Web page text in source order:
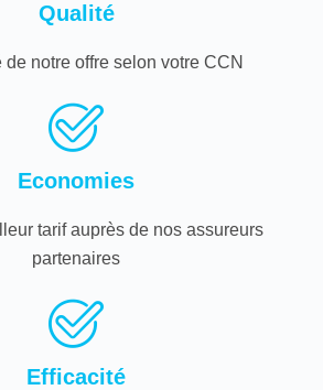
Qualité
notre offre selon votre CCN
Economies
tarif auprès de nos assureurs
partenaires
Efficacité